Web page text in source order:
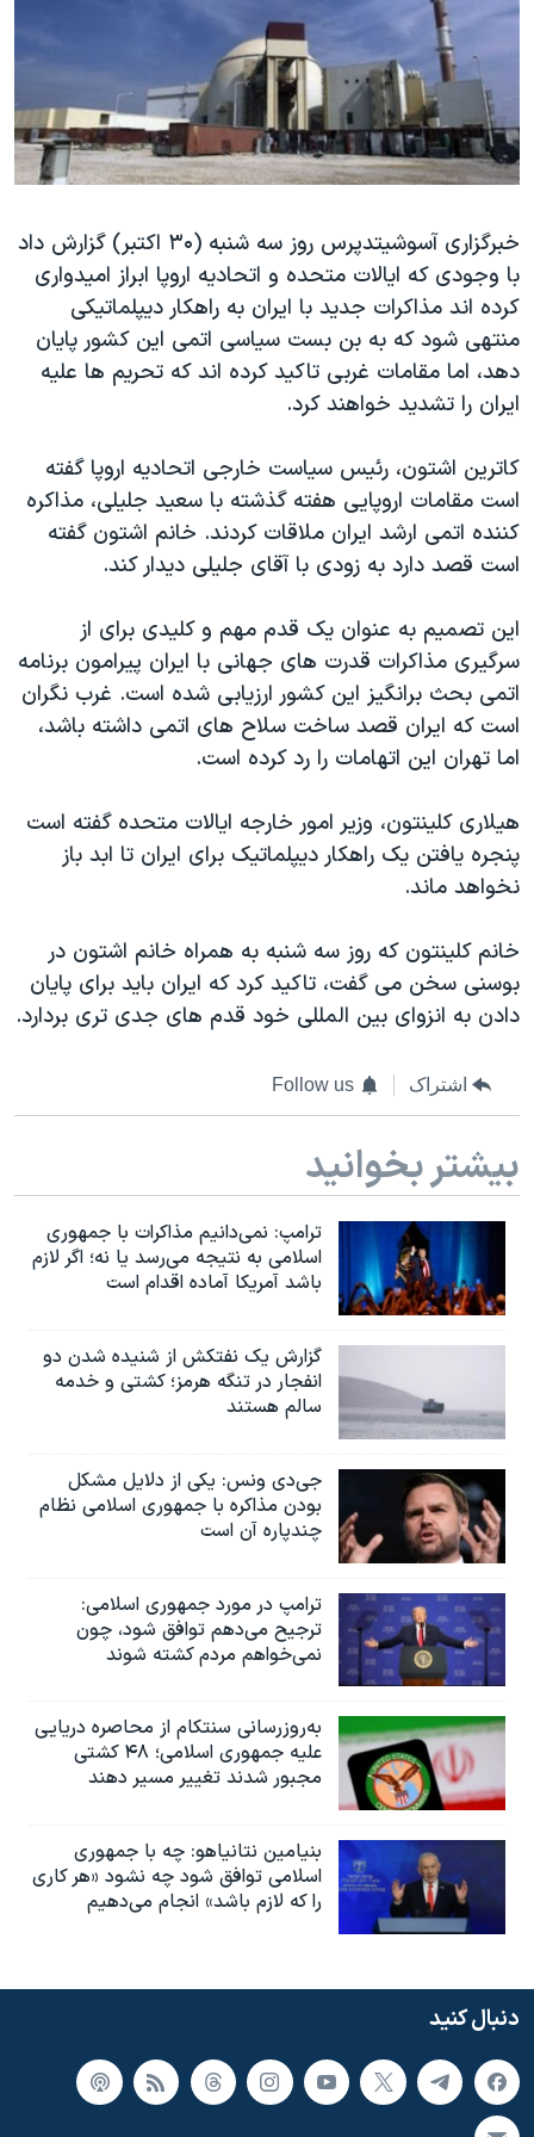
فرهنگ و زندگی
حقوق شهروندی
اقتصادی
علم و فناوری
گالری عکس
آرشیو پخش زنده
مستندها
انتخابات ریاست جمهوری آمریکا ۲۰۲۴
حمله جمهوری اسلامی به اسرائیل
رمز مهسا
اعتراضات زن، زندگی، آزادی
مجموعه مستندهای دادخواهی
تریبونال مردمی آبان ۹۸
دادگاه حمید نوری
چهل سال گروگان‌گیری
اعتراضات مردمی آبان ۹۸
اسرائیل در جنگ
نرگس محمدی برنده جایزه نوبل صلح
همایش محافظه‌کاران آمریکا «سی‌پک»
صفحه‌های ویژه
سفر پرزیدنت ترامپ به چین
دنبال کنید
زبانهای مختلف
خبرگزاری آسوشیتدپرس روز سه شنبه (۳۰ اکتبر) گزارش داد
با وجودی که ایالات متحده و اتحادیه اروپا ابراز امیدواری
کرده اند مذاکرات جدید با ایران به راهکار دیپلماتیکی
منتهی شود که به بن بست سیاسی اتمی این کشور پایان
دهد، اما مقامات غربی تاکید کرده اند که تحریم ها علیه
ایران را تشدید خواهند کرد.
کاترین اشتون، رئیس سیاست خارجی اتحادیه اروپا گفته
است مقامات اروپایی هفته گذشته با سعید جلیلی، مذاکره
کننده اتمی ارشد ایران ملاقات کردند. خانم اشتون گفته
است قصد دارد به زودی با آقای جلیلی دیدار کند.
این تصمیم به عنوان یک قدم مهم و کلیدی برای از
سرگیری مذاکرات قدرت های جهانی با ایران پیرامون برنامه
اتمی بحث برانگیز این کشور ارزیابی شده است. غرب نگران
است که ایران قصد ساخت سلاح های اتمی داشته باشد،
اما تهران این اتهامات را رد کرده است.
هیلاری کلینتون، وزیر امور خارجه ایالات متحده گفته است
پنجره یافتن یک راهکار دیپلماتیک برای ایران تا ابد باز
نخواهد ماند.
خانم کلینتون که روز سه شنبه به همراه خانم اشتون در
بوسنی سخن می گفت، تاکید کرد که ایران باید برای پایان
دادن به انزوای بین المللی خود قدم های جدی تری بردارد.
اشتراک Follow us
بیشتر بخوانید
ترامپ: نمی‌دانیم مذاکرات با جمهوری
اسلامی به نتیجه می‌رسد یا نه؛ اگر لازم
باشد آمریکا آماده اقدام است
گزارش یک نفتکش از شنیده شدن دو
انفجار در تنگه هرمز؛ کشتی و خدمه
سالم هستند
جی‌دی ونس: یکی از دلایل مشکل
بودن مذاکره با جمهوری اسلامی نظام
چندپاره آن است
ترامپ در مورد جمهوری اسلامی:
ترجیح می‌دهم توافق شود، چون
نمی‌خواهم مردم کشته شوند
به‌روزرسانی سنتکام از محاصره دریایی
علیه جمهوری اسلامی؛ ۴۸ کشتی
مجبور شدند تغییر مسیر دهند
بنیامین نتانیاهو: چه با جمهوری
اسلامی توافق شود چه نشود «هر کاری
را که لازم باشد» انجام می‌دهیم
دنبال کنید